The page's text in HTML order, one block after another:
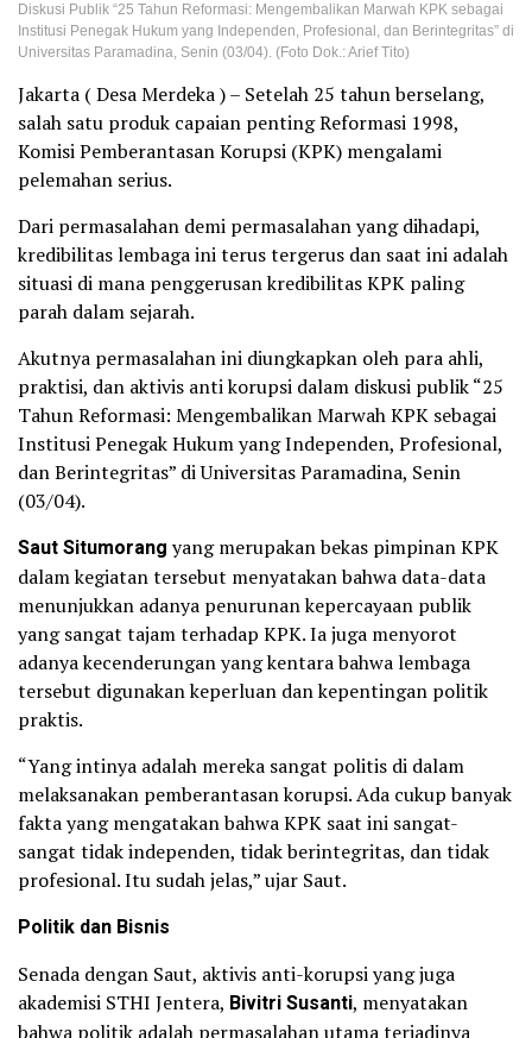
Diskusi Publik “25 Tahun Reformasi: Mengembalikan Marwah KPK sebagai
Institusi Penegak Hukum yang Independen, Profesional, dan Berintegritas” di
Universitas Paramadina, Senin (03/04). (Foto Dok.: Arief Tito)
Jakarta ( Desa Merdeka ) – Setelah 25 tahun berselang,
salah satu produk capaian penting Reformasi 1998,
Komisi Pemberantasan Korupsi (KPK) mengalami
pelemahan serius.
Dari permasalahan demi permasalahan yang dihadapi,
kredibilitas lembaga ini terus tergerus dan saat ini adalah
situasi di mana penggerusan kredibilitas KPK paling
parah dalam sejarah.
Akutnya permasalahan ini diungkapkan oleh para ahli,
praktisi, dan aktivis anti korupsi dalam diskusi publik “25
Tahun Reformasi: Mengembalikan Marwah KPK sebagai
Institusi Penegak Hukum yang Independen, Profesional,
dan Berintegritas” di Universitas Paramadina, Senin
(03/04).
Saut Situmorang yang merupakan bekas pimpinan KPK
dalam kegiatan tersebut menyatakan bahwa data-data
menunjukkan adanya penurunan kepercayaan publik
yang sangat tajam terhadap KPK. Ia juga menyorot
adanya kecenderungan yang kentara bahwa lembaga
tersebut digunakan keperluan dan kepentingan politik
praktis.
“Yang intinya adalah mereka sangat politis di dalam
melaksanakan pemberantasan korupsi. Ada cukup banyak
fakta yang mengatakan bahwa KPK saat ini sangat-
sangat tidak independen, tidak berintegritas, dan tidak
profesional. Itu sudah jelas,” ujar Saut.
Politik dan Bisnis
Senada dengan Saut, aktivis anti-korupsi yang juga
akademisi STHI Jentera, Bivitri Susanti, menyatakan
bahwa politik adalah permasalahan utama terjadinya